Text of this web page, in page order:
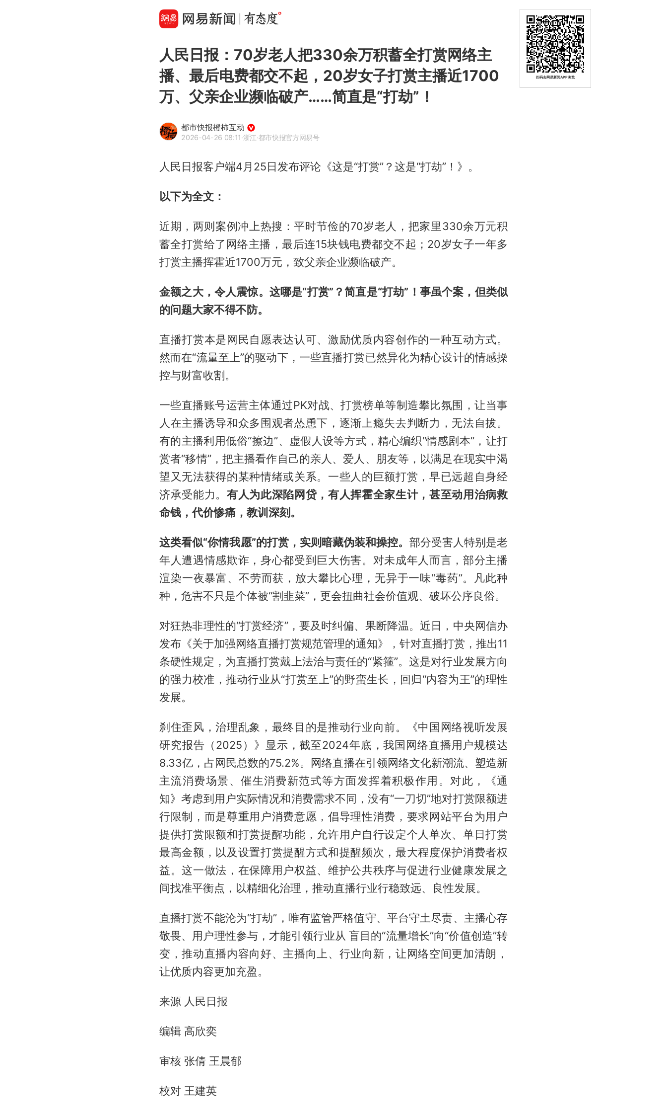
人民日报：70岁老人把330余万积蓄全打赏网络主
播、最后电费都交不起，20岁女子打赏主播近1700
万、父亲企业濒临破产……简直是“打劫”！
都市快报橙柿互动
2026-04-26 08:11·浙江·都市快报官方网易号
人民日报客户端4月25日发布评论《这是“打赏”？这是“打劫”！》。
以下为全文：
近期，两则案例冲上热搜：平时节俭的70岁老人，把家里330余万元积
蓄全打赏给了网络主播，最后连15块钱电费都交不起；20岁女子一年多
打赏主播挥霍近1700万元，致父亲企业濒临破产。
金额之大，令人震惊。这哪是“打赏”？简直是“打劫”！事虽个案，但类似
的问题大家不得不防。
直播打赏本是网民自愿表达认可、激励优质内容创作的一种互动方式。
然而在“流量至上”的驱动下，一些直播打赏已然异化为精心设计的情感操
控与财富收割。
一些直播账号运营主体通过PK对战、打赏榜单等制造攀比氛围，让当事
人在主播诱导和众多围观者怂恿下，逐渐上瘾失去判断力，无法自拔。
有的主播利用低俗“擦边”、虚假人设等方式，精心编织“情感剧本”，让打
赏者“移情”，把主播看作自己的亲人、爱人、朋友等，以满足在现实中渴
望又无法获得的某种情绪或关系。一些人的巨额打赏，早已远超自身经
济承受能力。 有人为此深陷网贷，有人挥霍全家生计，甚至动用治病救
命钱，代价惨痛，教训深刻。
这类看似“你情我愿”的打赏，实则暗藏伪装和操控。 部分受害人特别是老
年人遭遇情感欺诈，身心都受到巨大伤害。对未成年人而言，部分主播
渲染一夜暴富、不劳而获，放大攀比心理，无异于一味“毒药”。凡此种
种，危害不只是个体被“割韭菜”，更会扭曲社会价值观、破坏公序良俗。
对狂热非理性的“打赏经济”，要及时纠偏、果断降温。近日，中央网信办
发布《关于加强网络直播打赏规范管理的通知》，针对直播打赏，推出11
条硬性规定，为直播打赏戴上法治与责任的“紧箍”。这是对行业发展方向
的强力校准，推动行业从“打赏至上”的野蛮生长，回归“内容为王”的理性
发展。
刹住歪风，治理乱象，最终目的是推动行业向前。《中国网络视听发展
研究报告（2025）》显示，截至2024年底，我国网络直播用户规模达
8.33亿，占网民总数的75.2%。网络直播在引领网络文化新潮流、塑造新
主流消费场景、催生消费新范式等方面发挥着积极作用。对此，《通
知》考虑到用户实际情况和消费需求不同，没有“一刀切”地对打赏限额进
行限制，而是尊重用户消费意愿，倡导理性消费，要求网站平台为用户
提供打赏限额和打赏提醒功能，允许用户自行设定个人单次、单日打赏
最高金额，以及设置打赏提醒方式和提醒频次，最大程度保护消费者权
益。这一做法，在保障用户权益、维护公共秩序与促进行业健康发展之
间找准平衡点，以精细化治理，推动直播行业行稳致远、良性发展。
直播打赏不能沦为“打劫”，唯有监管严格值守、平台守土尽责、主播心存
敬畏、用户理性参与，才能引领行业从 盲目的“流量增长”向“价值创造”转
变，推动直播内容向好、主播向上、行业向新，让网络空间更加清朗，
让优质内容更加充盈。
来源 人民日报
编辑 高欣奕
审核 张倩 王晨郁
校对 王建英
扫码去网易新闻APP浏览